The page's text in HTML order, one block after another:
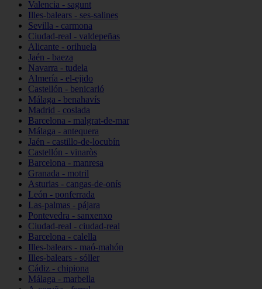
Valencia - sagunt
Illes-balears - ses-salines
Sevilla - carmona
Ciudad-real - valdepeñas
Alicante - orihuela
Jaén - baeza
Navarra - tudela
Almería - el-ejido
Castellón - benicarló
Málaga - benahavís
Madrid - coslada
Barcelona - malgrat-de-mar
Málaga - antequera
Jaén - castillo-de-locubín
Castellón - vinaròs
Barcelona - manresa
Granada - motril
Asturias - cangas-de-onís
León - ponferrada
Las-palmas - pájara
Pontevedra - sanxenxo
Ciudad-real - ciudad-real
Barcelona - calella
Illes-balears - maó-mahón
Illes-balears - sóller
Cádiz - chipiona
Málaga - marbella